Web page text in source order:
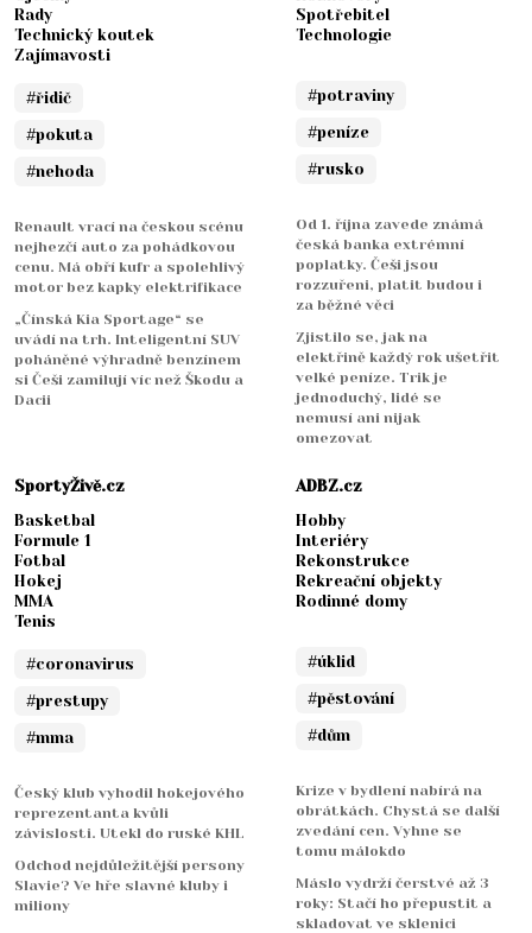
Rady
Technický koutek
Zajímavosti
#řidič
#pokuta
#nehoda
Renault vrací na českou scénu
nejhezčí auto za pohádkovou
cenu. Má obří kufr a spolehlivý
motor bez kapky elektrifikace
„Čínská Kia Sportage“ se
uvádí na trh. Inteligentní SUV
poháněné výhradně benzínem
si Češi zamilují víc než Škodu a
Dacii
Spotřebitel
Technologie
#potraviny
#peníze
#rusko
Od 1. října zavede známá
česká banka extrémní
poplatky. Češi jsou
rozzuřeni, platit budou i
za běžné věci
Zjistilo se, jak na
elektřině každý rok ušetřit
velké peníze. Trik je
jednoduchý, lidé se
nemusí ani nijak
omezovat
SportyŽivě.cz
Basketbal
Formule 1
Fotbal
Hokej
MMA
Tenis
#coronavirus
#prestupy
#mma
Český klub vyhodil hokejového
reprezentanta kvůli
závislosti. Utekl do ruské KHL
Odchod nejdůležitější persony
Slavie? Ve hře slavné kluby i
miliony
ADBZ.cz
Hobby
Interiéry
Rekonstrukce
Rekreační objekty
Rodinné domy
#úklid
#pěstování
#dům
Krize v bydlení nabírá na
obrátkách. Chystá se další
zvedání cen. Vyhne se
tomu málokdo
Máslo vydrží čerstvé až 3
roky: Stačí ho přepustit a
skladovat ve sklenici